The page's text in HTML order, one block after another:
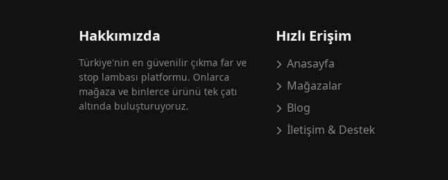
Hakkımızda
Türkiye'nin en güvenilir çıkma far ve
stop lambası platformu. Onlarca
mağaza ve binlerce ürünü tek çatı
altında buluşturuyoruz.
Hızlı Erişim
Anasayfa
Mağazalar
Blog
İletişim & Destek